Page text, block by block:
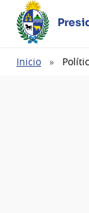
Ruta
Inicio